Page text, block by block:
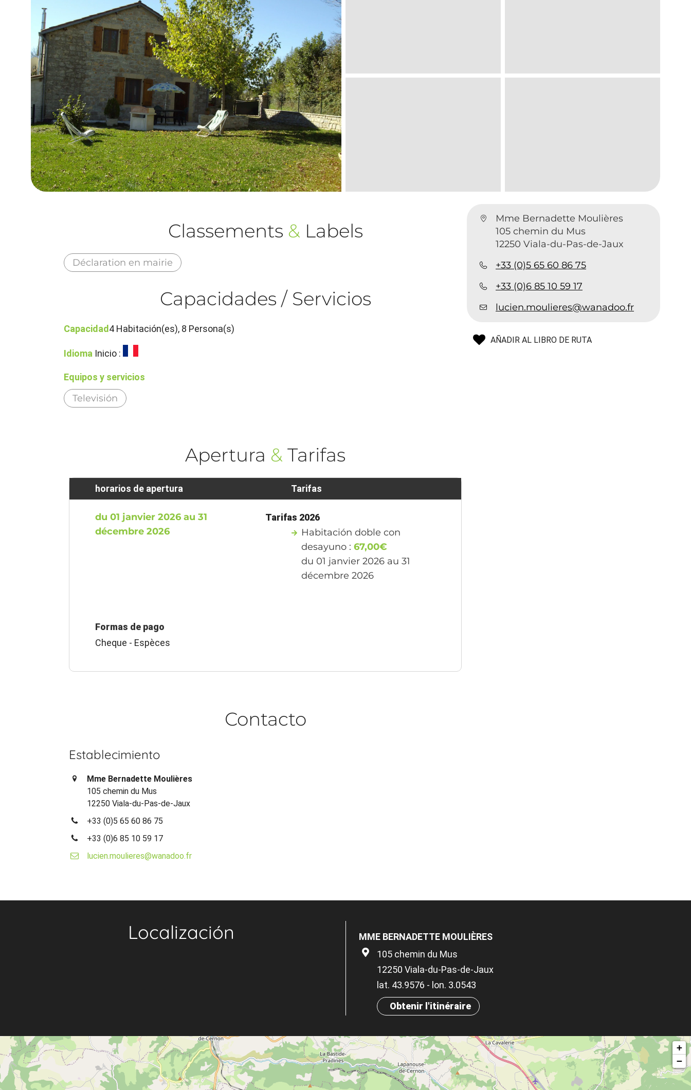
Mme Bernadette Moulières
105 chemin du Mus
12250 Viala-du-Pas-de-Jaux
+33 (0)5 65 60 86 75
+33 (0)6 85 10 59 17
lucien.moulieres@wanadoo.fr
AÑADIR AL LIBRO DE RUTA
Classements & Labels
Déclaration en mairie
Capacidades / Servicios
Capacidad 4 Habitación(es), 8 Persona(s)
Idioma Inicio :
Equipos y servicios
Televisión
Apertura & Tarifas
horarios de apertura
du 01 janvier 2026 au 31
décembre 2026
Tarifas
Tarifas 2026
Habitación doble con
desayuno :67,00€
du 01 janvier 2026 au 31
décembre 2026
Formas de pago
Cheque - Espèces
Contacto
Establecimiento
Mme Bernadette Moulières
105 chemin du Mus
12250 Viala-du-Pas-de-Jaux
+33 (0)5 65 60 86 75
+33 (0)6 85 10 59 17
lucien.moulieres@wanadoo.fr
Localización
MME BERNADETTE MOULIÈRES
105 chemin du Mus
12250 Viala-du-Pas-de-Jaux
lat. 43.9576 - lon. 3.0543
Obtenir l'itinéraire
+
−